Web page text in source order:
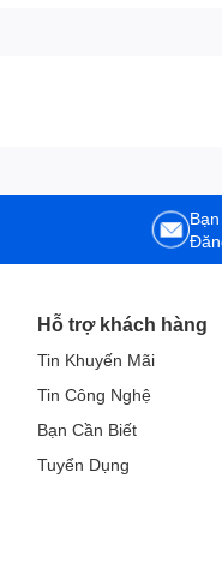
Hỗ trợ khách hàng
Tin Khuyến Mãi
Tin Công Nghệ
Bạn Cần Biết
Tuyển Dụng